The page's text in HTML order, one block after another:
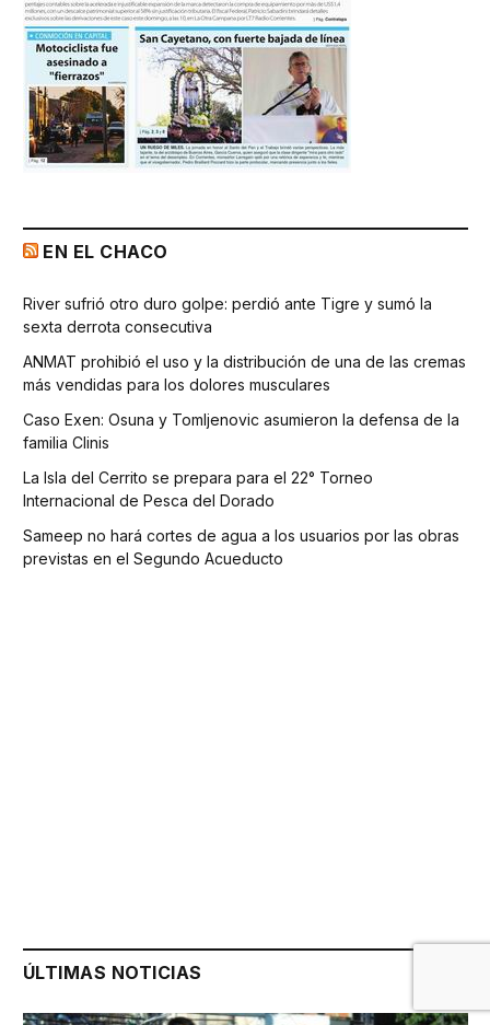
EN EL CHACO
River sufrió otro duro golpe: perdió ante Tigre y sumó la
sexta derrota consecutiva
ANMAT prohibió el uso y la distribución de una de las cremas
más vendidas para los dolores musculares
Caso Exen: Osuna y Tomljenovic asumieron la defensa de la
familia Clinis
La Isla del Cerrito se prepara para el 22° Torneo
Internacional de Pesca del Dorado
Sameep no hará cortes de agua a los usuarios por las obras
previstas en el Segundo Acueducto
ÚLTIMAS NOTICIAS